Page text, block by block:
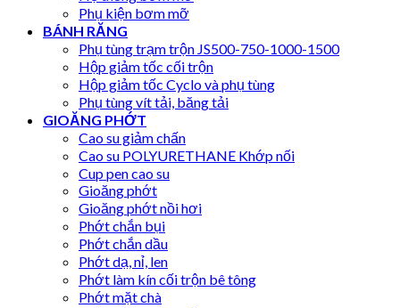
Phụ kiện bơm mỡ
BÁNH RĂNG
Phụ tùng trạm trộn JS500-750-1000-1500
Hộp giảm tốc cối trộn
Hộp giảm tốc Cyclo và phụ tùng
Phụ tùng vít tải, băng tải
GIOĂNG PHỚT
Cao su giảm chấn
Cao su POLYURETHANE Khớp nối
Cup pen cao su
Gioăng phớt
Gioăng phớt nồi hơi
Phớt chắn bụi
Phớt chắn dầu
Phớt dạ, nỉ, len
Phớt làm kín cối trộn bê tông
Phớt mặt chà